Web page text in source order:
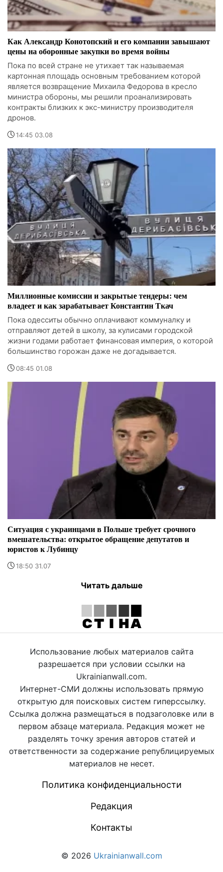
Как Александр Конотопский и его компании завышают
цены на оборонные закупки во время войны
Пока по всей стране не утихает так называемая
картонная площадь основным требованием которой
является возвращение Михаила Федорова в кресло
министра обороны, мы решили проанализировать
контракты близких к экс-министру производителя
дронов.
14:45 03.08
Миллионные комиссии и закрытые тендеры: чем
владеет и как зарабатывает Константин Ткач
Пока одесситы обычно оплачивают коммуналку и
отправляют детей в школу, за кулисами городской
жизни годами работает финансовая империя, о которой
большинство горожан даже не догадывается.
08:45 01.08
Ситуация с украинцами в Польше требует срочного
вмешательства: открытое обращение депутатов и
юристов к Лубинцу
18:50 31.07
Читать дальше
Использование любых материалов сайта
разрешается при условии ссылки на
Ukrainianwall.com.
Интернет-СМИ должны использовать прямую
открытую для поисковых систем гиперссылку.
Ссылка должна размещаться в подзаголовке или в
первом абзаце материала. Редакция может не
разделять точку зрения авторов статей и
ответственности за содержание републицируемых
материалов не несет.
Политика конфиденциальности
Редакция
Контакты
© 2026 Ukrainianwall.com